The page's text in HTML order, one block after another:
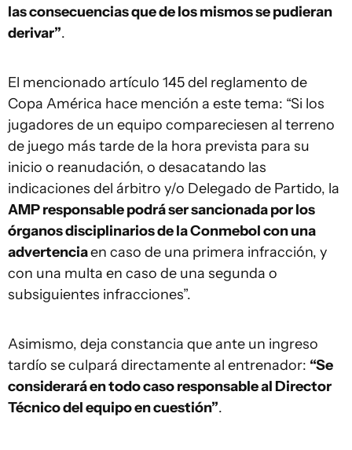
las consecuencias que de los mismos se pudieran
derivar”.
El mencionado artículo 145 del reglamento de
Copa América hace mención a este tema: “Si los
jugadores de un equipo compareciesen al terreno
de juego más tarde de la hora prevista para su
inicio o reanudación, o desacatando las
indicaciones del árbitro y/o Delegado de Partido, la
AMP responsable podrá ser sancionada por los
órganos disciplinarios de la Conmebol con una
advertenciaen caso de una primera infracción, y
con una multa en caso de una segunda o
subsiguientes infracciones”.
Asimismo, deja constancia que ante un ingreso
tardío se culpará directamente al entrenador: “Se
considerará en todo caso responsable al Director
Técnico del equipo en cuestión”.